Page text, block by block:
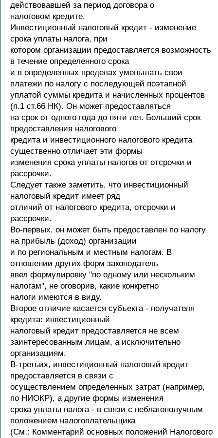
действовавшей за период договора о
налоговом кредите.
Инвестиционный налоговый кредит - изменение
срока уплаты налога, при
котором организации предоставляется возможность
в течение определенного срока
и в определенных пределах уменьшать свои
платежи по налогу с последующей поэтапной
уплатой суммы кредита и начисленных процентов
(п.1 ст.66 НК). Он может предоставляться
на срок от одного года до пяти лет. Больший срок
предоставления налогового
кредита и инвестиционного налогового кредита
существенно отличает эти формы
изменения срока уплаты налогов от отсрочки и
рассрочки.
Следует также заметить, что инвестиционный
налоговый кредит имеет ряд
отличий от налогового кредита, отсрочки и
рассрочки.
Во-первых, он может быть предоставлен по налогу
на прибыль (доход) организации
и по региональным и местным налогам. В
отношении других форм законодатель
ввел формулировку "по одному или нескольким
налогам", не оговорив, какие конкретно
налоги имеются в виду.
Второе отличие касается субъекта - получателя
кредита: инвестиционный
налоговый кредит предоставляется не всем
заинтересованным лицам, а исключительно
организациям.
В-третьих, инвестиционный налоговый кредит
предоставляется в связи с
осуществлением определенных затрат (например,
по НИОКР), а другие формы изменения
срока уплаты налога - в связи с неблагополучным
положением налогоплательщика
(См.: Комментарий основных положений Налогового